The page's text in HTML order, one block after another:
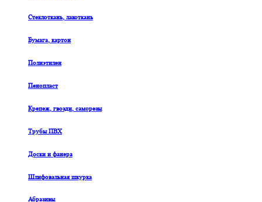
Стеклоткань, лакоткань
Бумага, картон
Полиэтилен
Пенопласт
Крепеж, гвозди, саморезы
Трубы ПВХ
Доски и фанера
Шлифовальная шкурка
Абразивы